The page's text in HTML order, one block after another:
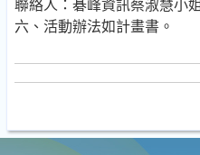
聯絡人：碁峰資訊蔡淑慧小
六、活動辦法如計畫書。